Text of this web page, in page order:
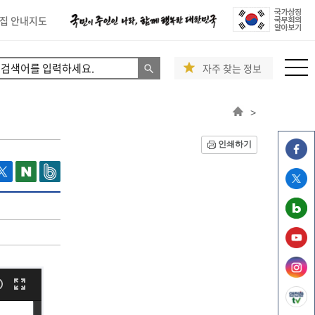
안내지도
자주 찾는 정보
>
인쇄하기